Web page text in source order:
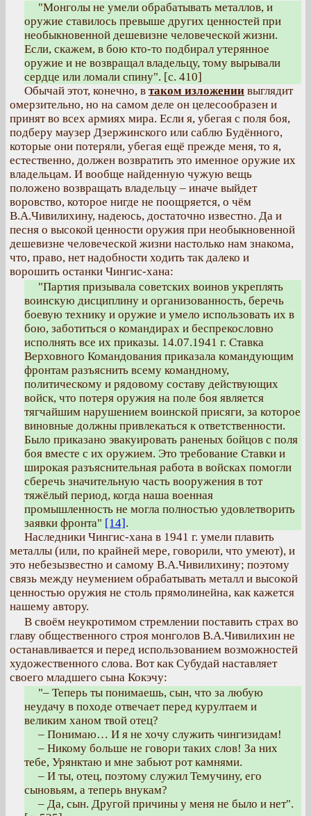
"Монголы не умели обрабатывать металлов, и
оружие ставилось превыше других ценностей при
необыкновенной дешевизне человеческой жизни.
Если, скажем, в бою кто-то подбирал утерянное
оружие и не возвращал владельцу, тому вырывали
сердце или ломали спину". [с. 410]
Обычай этот, конечно, в таком изложении выглядит
омерзительно, но на самом деле он целесообразен и
принят во всех армиях мира. Если я, убегая с поля боя,
подберу маузер Дзержинского или саблю Будённого,
которые они потеряли, убегая ещё прежде меня, то я,
естественно, должен возвратить это именное оружие их
владельцам. И вообще найденную чужую вещь
положено возвращать владельцу – иначе выйдет
воровство, которое нигде не поощряется, о чём
В.А.Чивилихину, надеюсь, достаточно известно. Да и
песня о высокой ценности оружия при необыкновенной
дешевизне человеческой жизни настолько нам знакома,
что, право, нет надобности ходить так далеко и
ворошить останки Чингис-хана:
"Партия призывала советских воинов укреплять
воинскую дисциплину и организованность, беречь
боевую технику и оружие и умело использовать их в
бою, заботиться о командирах и беспрекословно
исполнять все их приказы. 14.07.1941 г. Ставка
Верховного Командования приказала командующим
фронтам разъяснить всему командному,
политическому и рядовому составу действующих
войск, что потеря оружия на поле боя является
тягчайшим нарушением воинской присяги, за которое
виновные должны привлекаться к ответственности.
Было приказано эвакуировать раненых бойцов с поля
боя вместе с их оружием. Это требование Ставки и
широкая разъяснительная работа в войсках помогли
сберечь значительную часть вооружения в тот
тяжёлый период, когда наша военная
промышленность не могла полностью удовлетворить
заявки фронта" [14].
Наследники Чингис-хана в 1941 г. умели плавить
металлы (или, по крайней мере, говорили, что умеют), и
это небезызвестно и самому В.А.Чивилихину; поэтому
связь между неумением обрабатывать металл и высокой
ценностью оружия не столь прямолинейна, как кажется
нашему автору.
В своём неукротимом стремлении поставить страх во
главу общественного строя монголов В.А.Чивилихин не
останавливается и перед использованием возможностей
художественного слова. Вот как Субудай наставляет
своего младшего сына Кокэчу:
"– Теперь ты понимаешь, сын, что за любую
неудачу в походе отвечает перед курултаем и
великим ханом твой отец?
– Понимаю… И я не хочу служить чингизидам!
– Никому больше не говори таких слов! За них
тебе, Урянктаю и мне забьют рот камнями.
– И ты, отец, поэтому служил Темучину, его
сыновьям, а теперь внукам?
– Да, сын. Другой причины у меня не было и нет".